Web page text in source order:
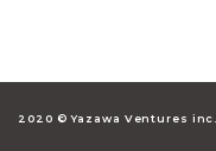
2020 © Yazawa Ventures inc.